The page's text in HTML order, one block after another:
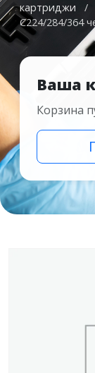
картриджи
/
C224/284/364
Ваша
Корзина